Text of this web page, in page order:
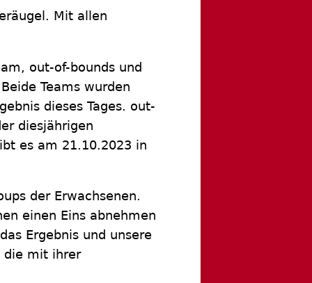
Mit allen
out-of-bounds und
Teams wurden
dieses Tages. out-
diesjährigen
es am 21.10.2023 in
der Erwachsenen.
einen Eins abnehmen
Ergebnis und unsere
die mit ihrer